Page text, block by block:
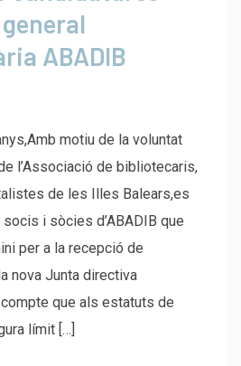
ABADIB
motiu de la voluntat
l’Associació de bibliotecaris,
de les Illes Balears,es
i sòcies d’ABADIB que
per a la recepció de
nova Junta directiva
compte que als estatuts de
límit […]